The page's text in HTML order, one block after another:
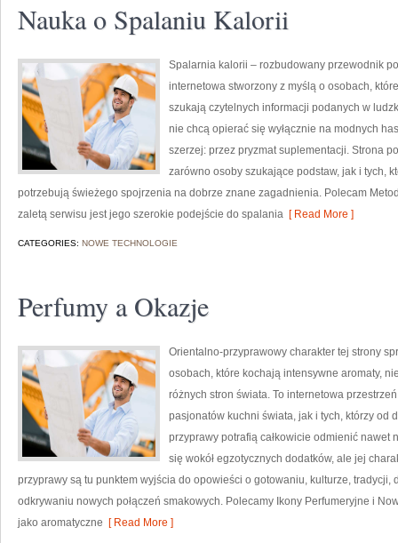
Nauka o Spalaniu Kalorii
Spalarnia kalorii – rozbudowany przewodnik
internetowa stworzony z myślą o osobach,
szukają czytelnych informacji podanych w
nie chcą opierać się wyłącznie na modnych
szerzej: przez pryzmat suplementacji. Strona
zarówno osoby szukające podstaw, jak i tych,
potrzebują świeżego spojrzenia na dobrze znane zagadnienia. Polecam
zaletą serwisu jest jego szerokie podejście do spalania [ Read More ]
CATEGORIES: NOWE TECHNOLOGIE
Perfumy a Okazje
Orientalno-przyprawowy charakter tej strony
osobach, które kochają intensywne aromaty,
różnych stron świata. To internetowa
pasjonatów kuchni świata, jak i tych, którzy od
przyprawy potrafią całkowicie odmienić nawet
się wokół egzotycznych dodatków, ale jej
przyprawy są tu punktem wyjścia do opowieści o gotowaniu, kulturze, tradycji,
odkrywaniu nowych połączeń smakowych. Polecamy Ikony Perfumeryjne i
jako aromatyczne [ Read More ]